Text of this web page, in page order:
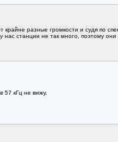
разные громкости и судя по
станции не так много, поэтому
57 кГц не вижу.